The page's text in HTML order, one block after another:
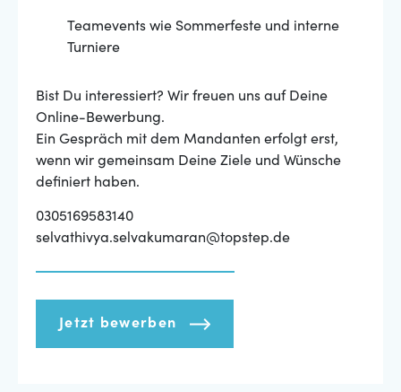
Teamevents wie Sommerfeste und interne
Turniere
Bist Du interessiert? Wir freuen uns auf Deine
Online-Bewerbung.
Ein Gespräch mit dem Mandanten erfolgt erst,
wenn wir gemeinsam Deine Ziele und Wünsche
definiert haben.
0305169583140
selvathivya.selvakumaran@topstep.de
Jetzt bewerben